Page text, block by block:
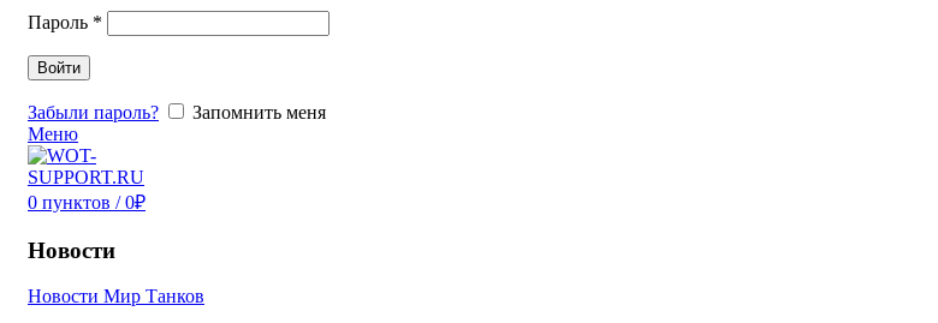
Пароль *
Войти
Забыли пароль?
Запомнить меня
Меню
0 пунктов / 0₽
Новости
Новости Мир Танков